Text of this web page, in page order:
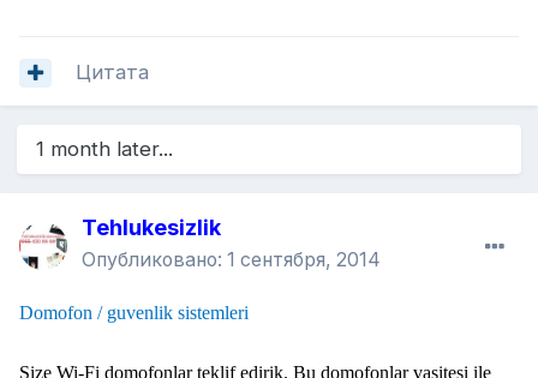
Цитата
1 month later...
Tehlukesizlik
Опубликовано: 1 сентября, 2014
Domofon / guvenlik sistemleri
Size Wi-Fi domofonlar teklif edirik. Bu domofonlar vasitesi ile